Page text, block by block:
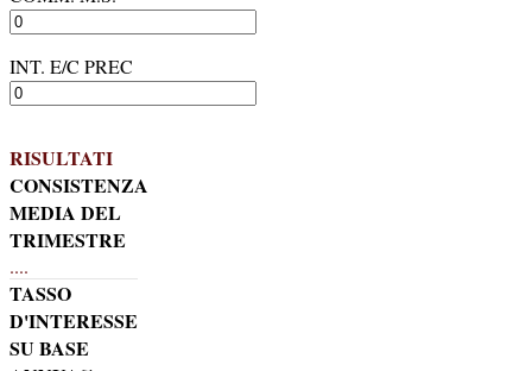
INT. E/C PREC
RISULTATI
CONSISTENZA
MEDIA DEL
TRIMESTRE
....
TASSO
D'INTERESSE
SU BASE